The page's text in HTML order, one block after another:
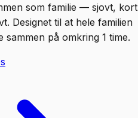
som familie — sjovt, kort
Designet til at hele familien
sammen på omkring 1 time.